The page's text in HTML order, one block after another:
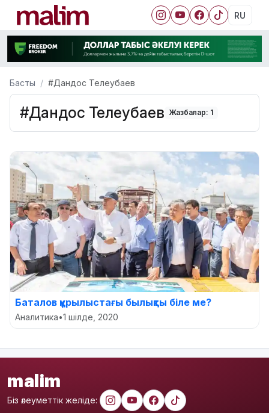
RU
Басты #Дандос Телеубаев
#Дандос Телеубаев Жазбалар: 1
Баталов құрылыстағы былықты біле ме?
Аналитика•1 шілде, 2020
malim
Біз әлеуметтік желіде: